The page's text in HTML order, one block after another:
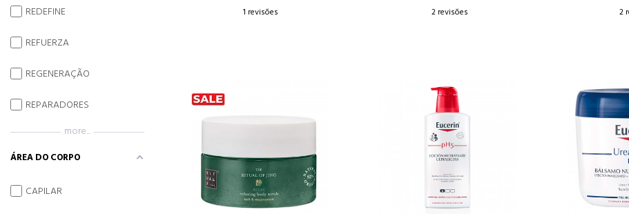
1 revisões
2 revisões
2
REDEFINE
REFUERZA
REGENERAÇÃO
REPARADORES
more...
ÁREA DO CORPO
CAPILAR